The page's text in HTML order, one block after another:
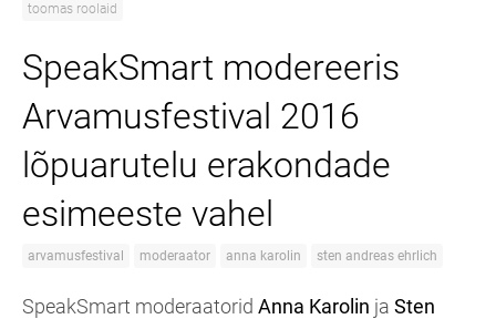
toomas roolaid
SpeakSmart modereeris
Arvamusfestival 2016
lõpuarutelu erakondade
esimeeste vahel
arvamusfestival moderaator anna karolin sten andreas ehrlich
SpeakSmart moderaatorid Anna Karolin ja Sten